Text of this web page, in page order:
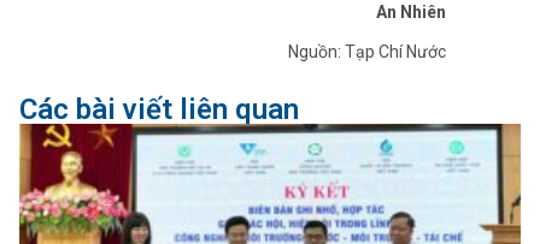
An Nhiên
Nguồn: Tạp Chí Nước
Các bài viết liên quan